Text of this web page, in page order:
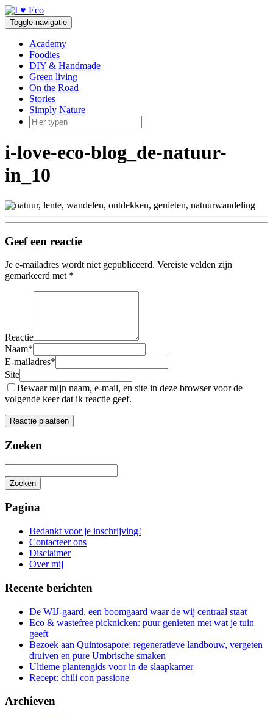
Doorgaan
naar
inhoud
Toggle navigatie
Academy
Foodies
DIY & Handmade
Green living
On the Road
Stories
Simply Nature
i-love-eco-blog_de-natuur-
in_10
Geef een reactie
Je e-mailadres wordt niet gepubliceerd. Vereiste velden zijn
gemarkeerd met *
Reactie
Naam*
E-mailadres*
Site
Bewaar mijn naam, e-mail, en site in deze browser voor de
volgende keer dat ik reactie geef.
Zoeken
Zoeken
zoeken
Pagina
Bedankt voor je inschrijving!
Contacteer ons
Disclaimer
Over mij
Recente berichten
De WIJ-gaard, een boomgaard waar de wij centraal staat
Eco & wastefree picknicken: puur genieten met wat je tuin
geeft
Bezoek aan Quintosapore: regeneratieve landbouw, vergeten
druiven en pure Umbrische smaken
Ultieme plantengids voor in de slaapkamer
Recept: chili con passione
Archieven